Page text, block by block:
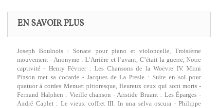
EN SAVOIR PLUS
Joseph Boulnois : Sonate pour piano et violoncelle, Troisième
mouvement - Anonyme : L’Arrière et l’avant, C’était la guerre, Notre
captivité - Henry Février : Les Chansons de la Woëvre IV. Mimi
Pinson met sa cocarde - Jacques de La Presle : Suite en sol pour
quatuor à cordes Menuet pittoresque, Heureux ceux qui sont morts -
Fernand Halphen : Vieille chanson - Aristide Bruant : Les Éparges -
André Caplet : Le vieux coffret III. In una selva oscura - Philippe